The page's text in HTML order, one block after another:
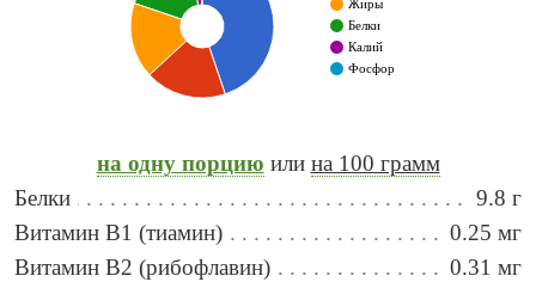
Жиры
Белки
Калий
Фосфор
на одну порцию или на 100 грамм
Белки
9.8 г
Витамин B1 (тиамин)
0.25 мг
Витамин B2 (рибофлавин)
0.31 мг